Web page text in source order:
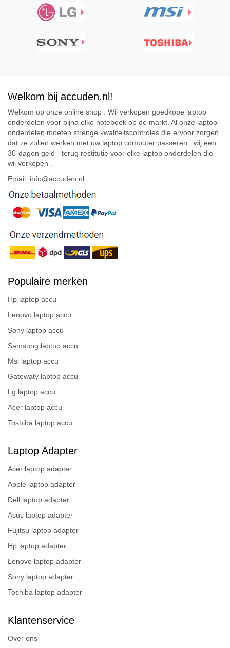
Welkom bij accuden.nl!
Welkom op onze online shop . Wij verkopen goedkope laptop
onderdelen voor bijna elke notebook op de markt. Al onze laptop
onderdelen moeten strenge kwaliteitscontroles die ervoor zorgen
dat ze zullen werken met uw laptop computer passeren . wij een
30-dagen geld - terug restitutie voor elke laptop onderdelen die
wij verkopen .
Email: info@accuden.nl
Populaire merken
Hp laptop accu
Lenovo laptop accu
Sony laptop accu
Samsung laptop accu
Msi laptop accu
Gatewaty laptop accu
Lg laptop accu
Acer laptop accu
Toshiba laptop accu
Laptop Adapter
Acer laptop adapter
Apple laptop adapter
Dell laptop adapter
Asus laptop adapter
Fujitsu laptop adapter
Hp laptop adapter
Lenovo laptop adapter
Sony laptop adapter
Toshiba laptop adapter
Klantenservice
Over ons